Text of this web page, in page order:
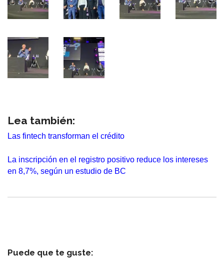
Lea también:
Las fintech transforman el crédito
La inscripción en el registro positivo reduce los intereses
en 8,7%, según un estudio de BC
Puede que te guste: